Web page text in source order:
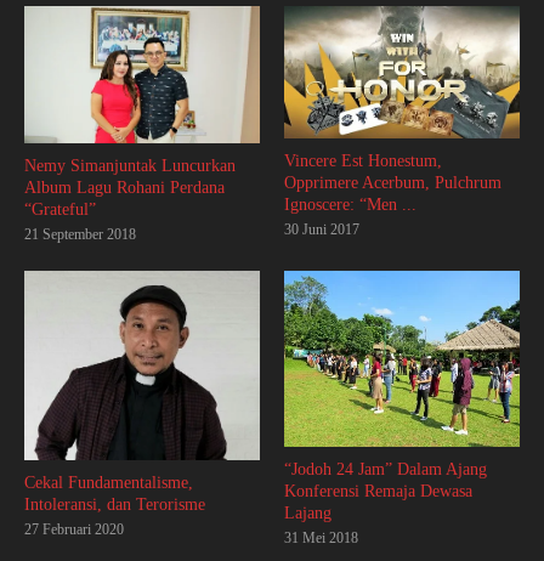
Nemy Simanjuntak Luncurkan
Album Lagu Rohani Perdana
“Grateful”
21 September 2018
Vincere Est Honestum,
Opprimere Acerbum, Pulchrum
Ignoscere: “Men ...
30 Juni 2017
Cekal Fundamentalisme,
Intoleransi, dan Terorisme
27 Februari 2020
“Jodoh 24 Jam” Dalam Ajang
Konferensi Remaja Dewasa
Lajang
31 Mei 2018